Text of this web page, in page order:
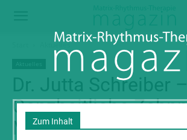
Aktuelles
Dr. Jutta Schreiber –
Ganzheitliche
München
Zum Inhalt